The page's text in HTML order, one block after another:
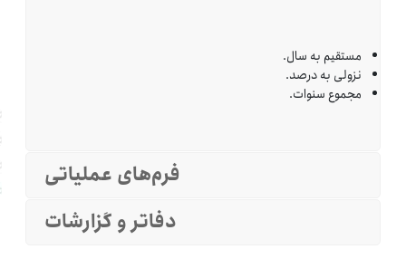
مستقیم به سال.
نزولی به درصد.
مجموع سنوات.
فرم‌های عملیاتی
دفاتر و گزارشات